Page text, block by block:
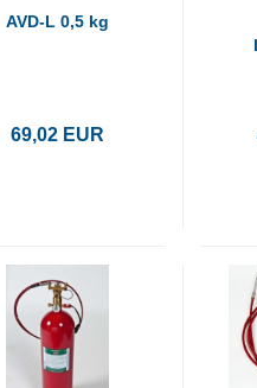
AVD-L 0,5 kg
69,02 EUR